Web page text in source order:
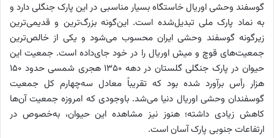
گوسفند وحشی اوریال خاستگاه بسیار مناسبی در این پارک جنگلی دارد و
به نماد پارک ملی تبدیل‌شده‌ است. این‌گونه بزرگ‌ترین و قدیمی‌ترین
زیرگونه گوسفند وحشی ایران محسوب می‌شود و یکی از خالص‌ترین
جمعیت‌های قوچ و میش اوریال را در خود جای‌داده‌ است. جمعیت این
حیوان در پارک جنگلی گلستان در دهه ۱۳۵۰ هجری شمسی حدود ۱۵۰
هزار رأس برآورد شده‌ بود که تقریباً معادل سه‌چهارم کل جمعیت
گوسفندان وحشی اوریال دنیا می‌شد. باوجودی که امروزه جمعیت آن‌ها
کاهش زیادی داشته؛ هنوز نیز مشاهده این حیوان، به‌خصوص در
ارتفاعات جنوبی پارک آسان است.